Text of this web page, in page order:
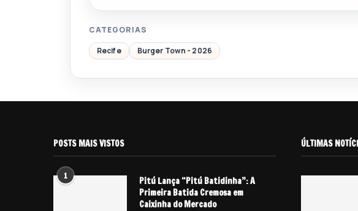
CATEGORIAS
Recife
Burger Town - 2026
POSTS MAIS VISTOS
1
Pitú Lança “Pitú Batidinha”: A
Primeira Batida Cremosa em
Caixinha do Mercado
ÚLTIMAS